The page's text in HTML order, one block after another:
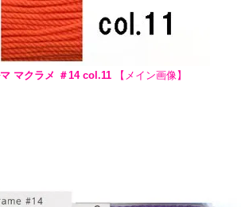
マクラメ ＃14 col.11【メイン画像】